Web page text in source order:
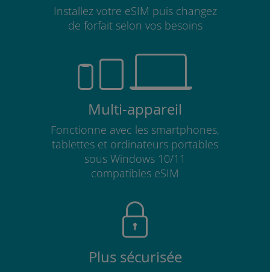
Installez votre eSIM puis changez
de forfait selon vos besoins
Multi-appareil
Fonctionne avec les smartphones,
tablettes et ordinateurs portables
sous Windows 10/11
compatibles eSIM
Plus sécurisée